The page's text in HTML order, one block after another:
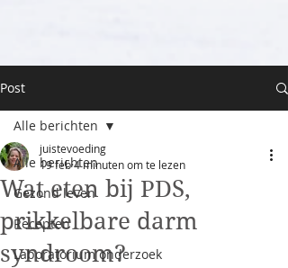
Post
Alle berichten
Gezond leven
Recepten
Laboratorium onderzoek
Alle berichten
Wat eten bij PDS,
prikkelbare darm
syndroom?
juistevoeding
19 feb4 minuten om te lezen